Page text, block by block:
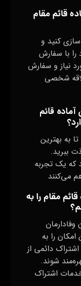
قائم مقام
کنید و
را با سفارش
نیاز و سفارش
شخصی‌
آماده قائم
به بهترین
ببرید.
که یک تجربه
می‌کنند
مقام را به
را به
دائمی از
شوند.
اشتراک